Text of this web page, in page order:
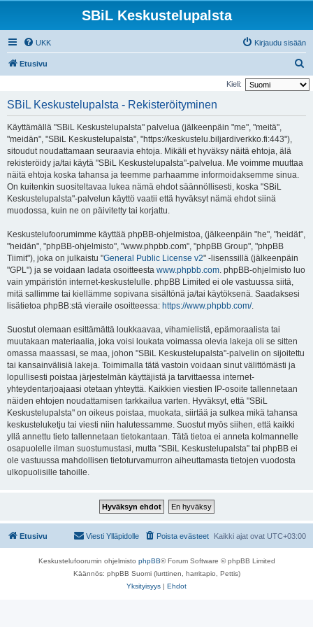
SBiL Keskustelupalsta
UKK Kirjaudu sisään
Etusivu
t
Kieli:
SBiL Keskustelupalsta - Rekisteröityminen
Käyttämällä "SBiL Keskustelupalsta" palvelua (jälkeenpäin "me", "meitä",
"meidän", "SBiL Keskustelupalsta", "https://keskustelu.biljardiverkko.fi:443"),
sitoudut noudattamaan seuraavia ehtoja. Mikäli et hyväksy näitä ehtoja, älä
rekisteröidy ja/tai käytä "SBiL Keskustelupalsta"-palvelua. Me voimme muuttaa
näitä ehtoja koska tahansa ja teemme parhaamme informoidaksemme sinua.
On kuitenkin suositeltavaa lukea nämä ehdot säännöllisesti, koska "SBiL
Keskustelupalsta"-palvelun käyttö vaatii että hyväksyt nämä ehdot siinä
muodossa, kuin ne on päivitetty tai korjattu.
Keskustelufoorumimme käyttää phpBB-ohjelmistoa, (jälkeenpäin "he", "heidät",
"heidän", "phpBB-ohjelmisto", "www.phpbb.com", "phpBB Group", "phpBB
Tiimit"), joka on julkaistu "General Public License v2" -lisenssillä (jälkeenpäin
"GPL") ja se voidaan ladata osoitteesta www.phpbb.com. phpBB-ohjelmisto luo
vain ympäristön internet-keskustelulle. phpBB Limited ei ole vastuussa siitä,
mitä sallimme tai kiellämme sopivana sisältönä ja/tai käytöksenä. Saadaksesi
lisätietoa phpBB:stä vieraile osoitteessa: https://www.phpbb.com/.
Suostut olemaan esittämättä loukkaavaa, vihamielistä, epämoraalista tai
muutakaan materiaalia, joka voisi loukata voimassa olevia lakeja oli se sitten
omassa maassasi, se maa, johon "SBiL Keskustelupalsta"-palvelin on sijoitettu
tai kansainvälisiä lakeja. Toimimalla tätä vastoin voidaan sinut välittömästi ja
lopullisesti poistaa järjestelmän käyttäjistä ja tarvittaessa internet-
yhteydentarjoajaasi otetaan yhteyttä. Kaikkien viestien IP-osoite tallennetaan
näiden ehtojen noudattamisen tarkkailua varten. Hyväksyt, että "SBiL
Keskustelupalsta" on oikeus poistaa, muokata, siirtää ja sulkea mikä tahansa
keskusteluketju tai viesti niin halutessamme. Suostut myös siihen, että kaikki
yllä annettu tieto tallennetaan tietokantaan. Tätä tietoa ei anneta kolmannelle
osapuolelle ilman suostumustasi, mutta "SBiL Keskustelupalsta" tai phpBB ei
ole vastuussa mahdollisen tietoturvamurron aiheuttamasta tietojen vuodosta
ulkopuolisille tahoille.
Etusivu Kaikki ajat ovat UTC+03:00
Poista evästeet
Viesti Ylläpidolle
Keskustelufoorumin ohjelmisto phpBB® Forum Software © phpBB Limited
Käännös: phpBB Suomi (lurttinen, harritapio, Pettis)
Yksityisyys | Ehdot